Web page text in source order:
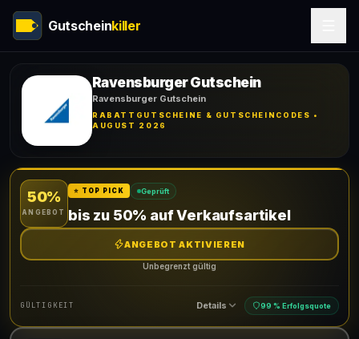
Gutscheinkiller
Ravensburger Gutschein
Ravensburger Gutschein
RABATTGUTSCHEINE & GUTSCHEINCODES •
AUGUST 2026
50%
ANGEBOT
⭐ TOP PICK Geprüft
bis zu 50% auf Verkaufsartikel
ANGEBOT AKTIVIEREN
Unbegrenzt gültig
GÜLTIGKEIT Details 99 % Erfolgsquote